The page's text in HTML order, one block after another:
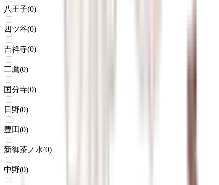
八王子(0)
四ツ谷(0)
吉祥寺(0)
三鷹(0)
国分寺(0)
日野(0)
豊田(0)
新御茶ノ水(0)
中野(0)